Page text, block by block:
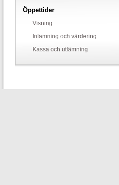
Öppettider
Visning
Inlämning och värdering
Kassa och utlämning